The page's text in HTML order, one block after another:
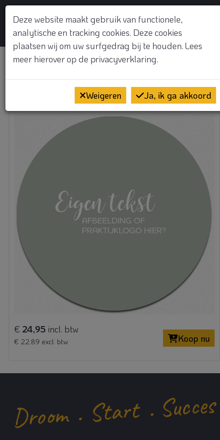
GRATIS KENNISMAKINGSGESPREK
Praktijkcirkel op maat
€ 24,95incl. btw
€ 22,89 excl. btw Koop nu
Deze website maakt gebruik van functionele,
analytische en tracking cookies. Deze cookies
plaatsen wij om uw surfgedrag bij te houden. Lees
meer hierover op de privacyverklaring.
Weigeren Ja, ik ga akkoord